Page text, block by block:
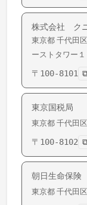
株式会社 ク
東京都 千代田区
ーストタワー１
〒 100-8101
東京国税局
東京都 千代田区
〒 100-8102
朝日生命保
東京都 千代田区